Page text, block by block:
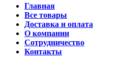
Главная
Все товары
Доставка и оплата
О компании
Сотрудничество
Контакты